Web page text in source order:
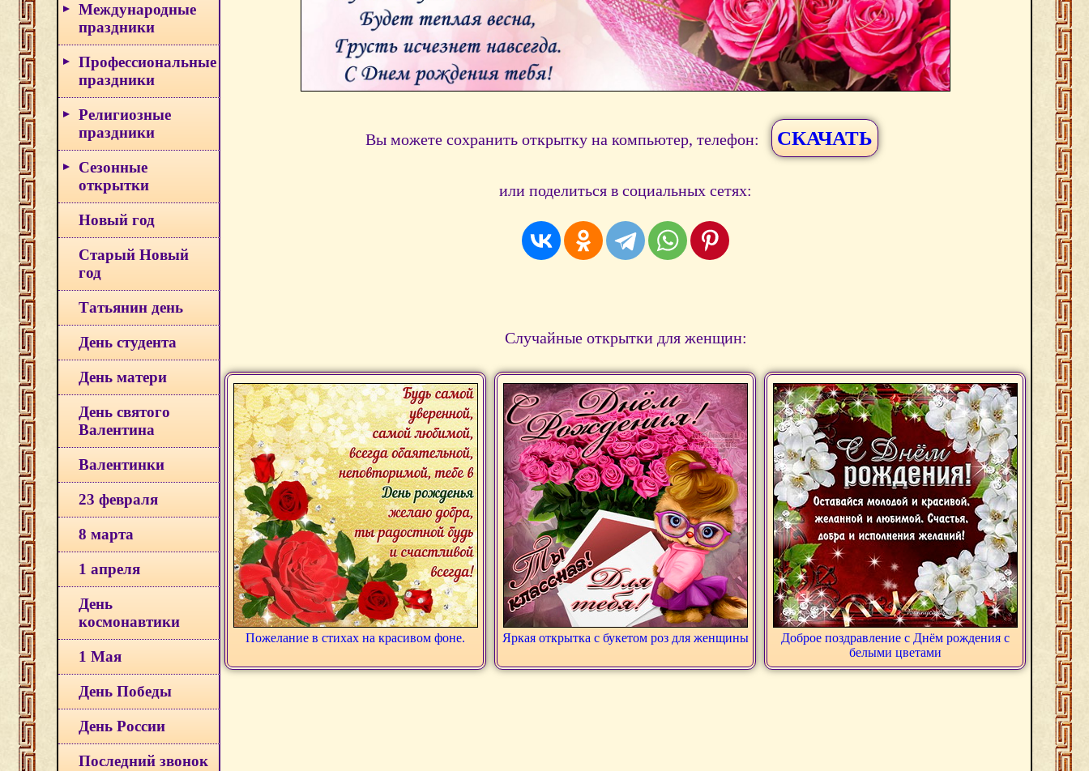
Международные
праздники
Профессиональные
праздники
Религиозные
праздники
Сезонные
открытки
Новый год
Старый Новый
год
Татьянин день
День студента
День матери
День святого
Валентина
Валентинки
23 февраля
8 марта
1 апреля
День
космонавтики
1 Мая
День Победы
День России
Последний звонок
Вы можете сохранить открытку на компьютер, телефон: СКАЧАТЬ
или поделиться в социальных сетях:
Случайные открытки для женщин:
Пожелание в стихах на красивом фоне. Яркая открытка с букетом роз для женщины
Доброе поздравление с Днём рождения с
белыми цветами